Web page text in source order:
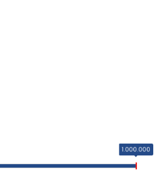
1.000.000